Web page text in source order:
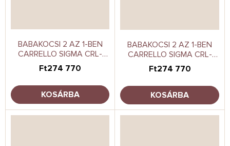
BABAKOCSI 2 AZ 1-BEN
CARRELLO SIGMA CRL-
6523 FRESH BEIGE
Ft274 770
KOSÁRBA
BABAKOCSI 2 AZ 1-BEN
CARRELLO SIGMA CRL-
6523 LEAF GREEN
Ft274 770
KOSÁRBA